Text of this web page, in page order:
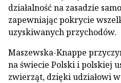
działalność na zasadzie
zapewniając pokrycie
uzyskiwanych przychodów.
Maszewska-Knappe
na świecie Polski i polskiej
zwierząt, dzięki udziałowi